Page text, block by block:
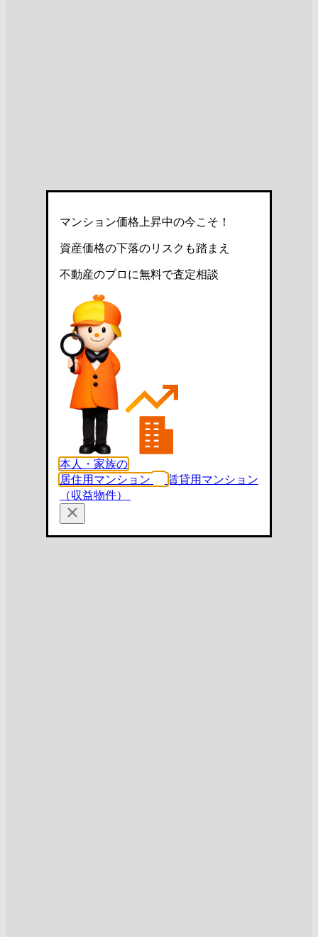
マンション価格上昇中の今こそ！
資産価格の下落のリスクも踏まえ
不動産のプロに無料で査定相談
本人・家族の
居住用マンション
賃貸用マンション
（収益物件）